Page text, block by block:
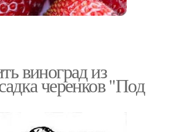
виноград из
черенков "Под